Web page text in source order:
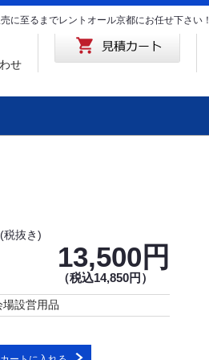
に至るまでレントオール京都にお任せ下さい！
せ
税抜き)
13,500円
（税込14,850円）
場設営用品